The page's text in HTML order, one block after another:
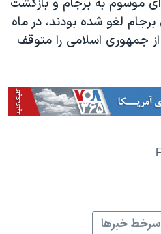
موسوم به برجام و بازگشت
لغو شده بودند، در ماه
جمهوری اسلامی را متوقف
سرخط خبرها